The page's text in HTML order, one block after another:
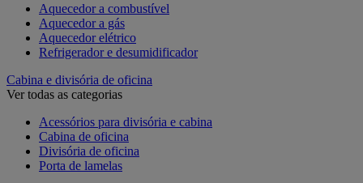
Aquecedor a combustível
Aquecedor a gás
Aquecedor elétrico
Refrigerador e desumidificador
Cabina e divisória de oficina
Ver todas as categorias
Acessórios para divisória e cabina
Cabina de oficina
Divisória de oficina
Porta de lamelas